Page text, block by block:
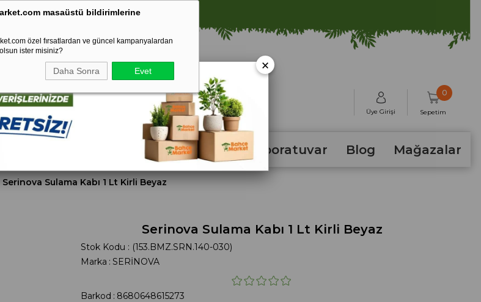
masaüstü bildirimlerine
özel fırsatlardan ve güncel kampanyalardan
ister misiniz?
Daha Sonra Evet
YALNIZCA İSTANBUL İLİ İLE SINIRLIDIR.
Üye Girişi Sepetim
0
Tohum Laboratuvar Blog Mağazalar
Serinova Sulama Kabı 1 Lt Kirli Beyaz
Serinova Sulama Kabı 1 Lt Kirli Beyaz
Stok Kodu
(153.BMZ.SRN.140-030)
Marka : SERİNOVA
Barkod : 8680648615273
×